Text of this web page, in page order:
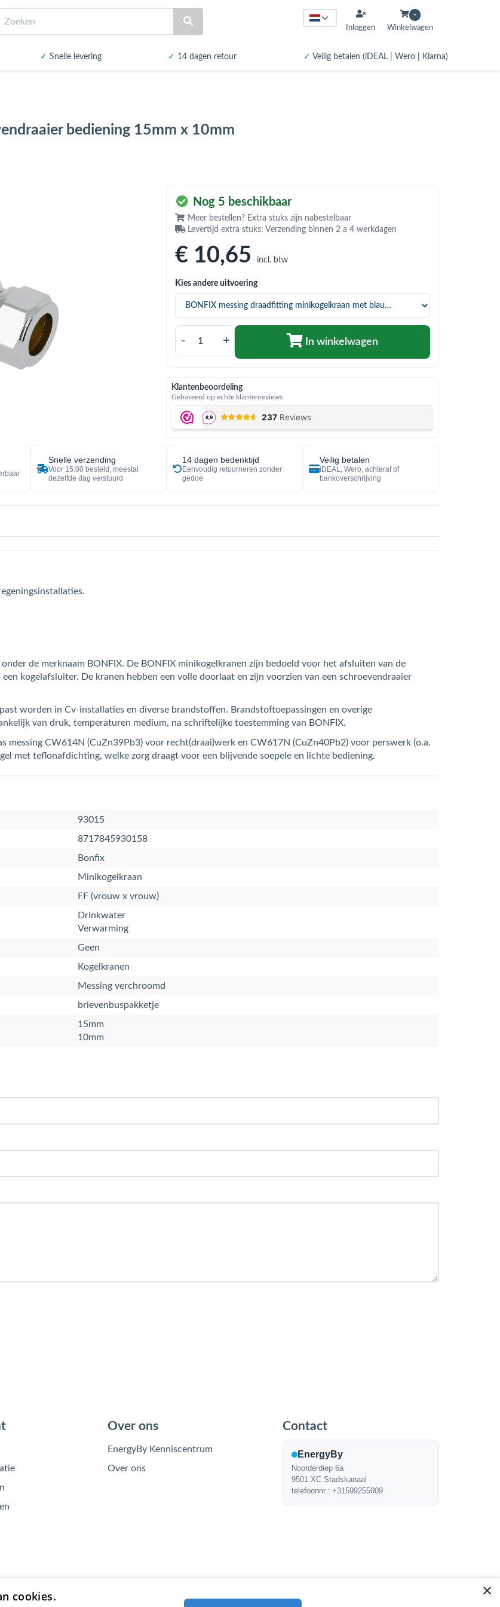
Inloggen
-
Winkelwagen
✓ Snelle levering ✓ 14 dagen retour ✓ Veilig betalen (iDEAL | Wero | Klarna)
bediening 15mm x 10mm
Nog 5 beschikbaar
Meer bestellen? Extra stuks zijn nabestelbaar
Levertijd extra stuks: Verzending binnen 2 a 4 werkdagen
€ 10,65 incl. btw
Kies andere uitvoering
- + In winkelwagen
Klantenbeoordeling
Gebaseerd op echte klantenreviews
Snelle verzending
Voor 15:00 besteld, meestal
dezelfde dag verstuurd
14 dagen bedenktijd
Eenvoudig retourneren zonder
gedoe
Veilig betalen
iDEAL, Wero, achteraf of
bankoverschrijving
de merknaam BONFIX. De BONFIX minikogelkranen zijn bedoeld voor het afsluiten van de
kogelafsluiter. De kranen hebben een volle doorlaat en zijn voorzien van een schroevendraaier
worden in Cv-installaties en diverse brandstoffen. Brandstoftoepassingen en overige
van druk, temperaturen medium, na schriftelijke toestemming van BONFIX.
messing CW614N (CuZn39Pb3) voor recht(draai)werk en CW617N (CuZn40Pb2) voor perswerk (o.a.
met teflonafdichting, welke zorg draagt voor een blijvende soepele en lichte bediening.
93015
8717845930158
Bonfix
Minikogelkraan
FF (vrouw x vrouw)
Drinkwater
Verwarming
Geen
Kogelkranen
Messing verchroomd
brievenbuspakketje
15mm
10mm
Over ons
EnergyBy Kenniscentrum
Over ons
Contact
EnergyBy
Noorderdiep 6a
9501 XC Stadskanaal
telefoonnr.: +31599255009
×
cookies.